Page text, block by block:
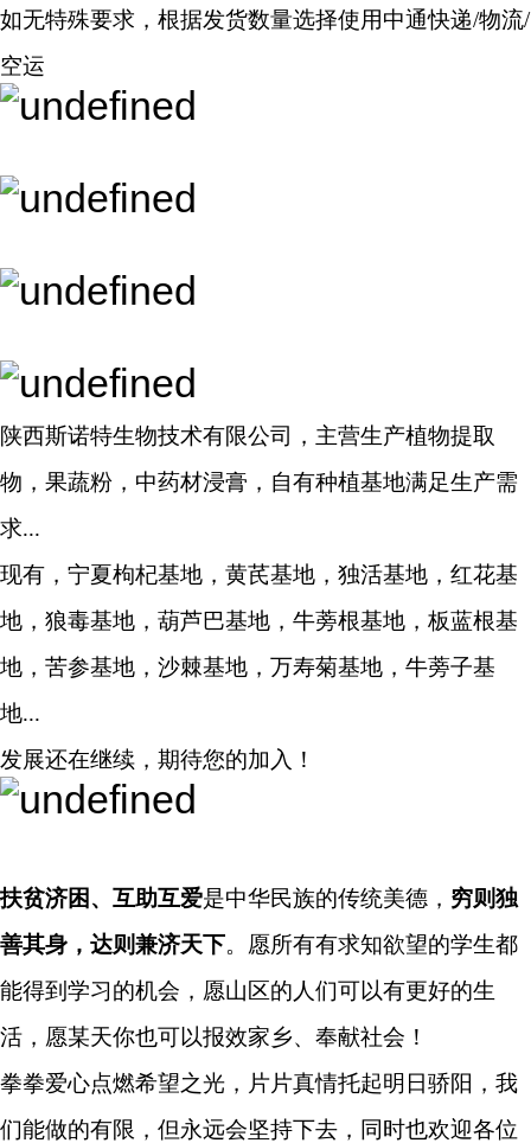
如无特殊要求，根据发货数量选择使用中通快递/物流/
空运
陕西斯诺特生物技术有限公司，主营生产植物提取
物，果蔬粉，中药材浸膏，自有种植基地满足生产需
求...
现有，宁夏枸杞基地，黄芪基地，独活基地，红花基
地，狼毒基地，葫芦巴基地，牛蒡根基地，板蓝根基
地，苦参基地，沙棘基地，万寿菊基地，牛蒡子基
地...
发展还在继续，期待您的加入！
扶贫济困、互助互爱是中华民族的传统美德， 穷则独
善其身，达则兼济天下。愿所有有求知欲望的学生都
能得到学习的机会，愿山区的人们可以有更好的生
活，愿某天你也可以报效家乡、奉献社会！
拳拳爱心点燃希望之光，片片真情托起明日骄阳，我
们能做的有限，但永远会坚持下去，同时也欢迎各位